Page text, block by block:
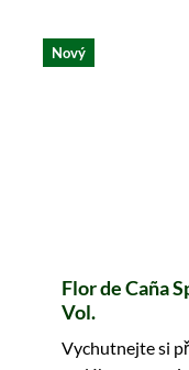
Nový
Flor de Caña
Vol.
Vychutnejte si